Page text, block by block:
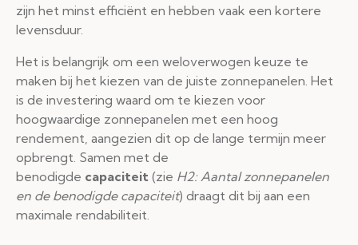
zijn het minst efficiënt en hebben vaak een kortere
levensduur.
Het is belangrijk om een weloverwogen keuze te
maken bij het kiezen van de juiste zonnepanelen. Het
is de investering waard om te kiezen voor
hoogwaardige zonnepanelen met een hoog
rendement, aangezien dit op de lange termijn meer
opbrengt. Samen met de
benodigde capaciteit (zie H2: Aantal zonnepanelen
en de benodigde capaciteit) draagt dit bij aan een
maximale rendabiliteit.